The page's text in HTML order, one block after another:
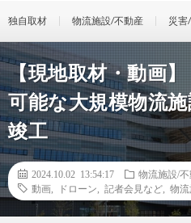
独自取材 物流施設/不動産 災害
【現地取材・動画
可能な大規模物流
竣工
2024.10.02 13:54:17
物流施設/
動画
ドローン 記者会見など 物流